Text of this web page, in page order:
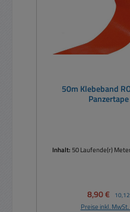
50m Klebeband
Inhalt: 50 Laufende(r)
8,90 €
Preise inkl.